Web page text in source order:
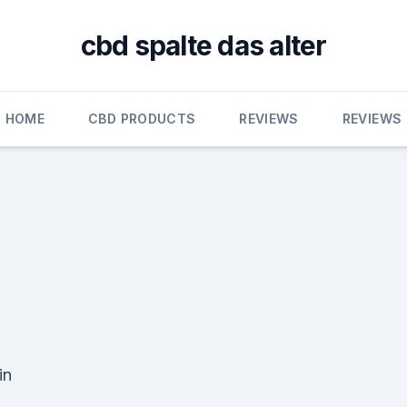
cbd spalte das alter
HOME CBD PRODUCTS REVIEWS REVIEWS